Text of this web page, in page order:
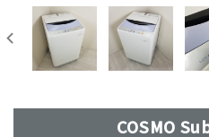
COSMO